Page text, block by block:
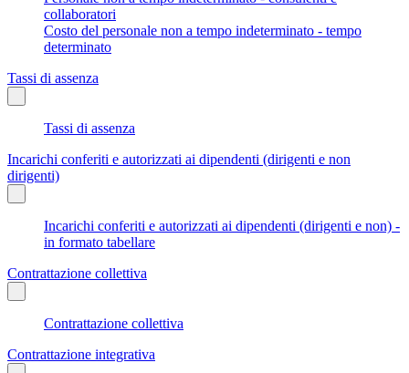
collaboratori
Costo del personale non a tempo indeterminato - tempo
determinato
Tassi di assenza
Tassi di assenza
Incarichi conferiti e autorizzati ai dipendenti (dirigenti e non
dirigenti)
Incarichi conferiti e autorizzati ai dipendenti (dirigenti e non) -
in formato tabellare
Contrattazione collettiva
Contrattazione collettiva
Contrattazione integrativa